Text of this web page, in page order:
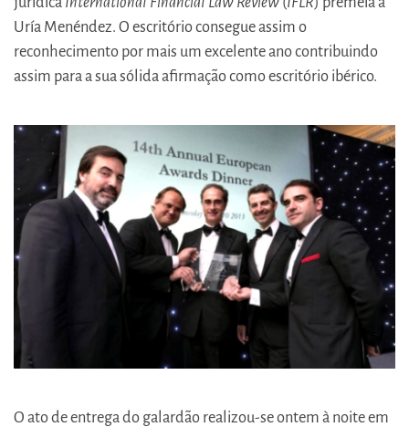
Uría Menéndez. O escritório consegue assim o
reconhecimento por mais um excelente ano contribuindo
assim para a sua sólida afirmação como escritório ibérico.
O ato de entrega do galardão realizou-se ontem à noite em